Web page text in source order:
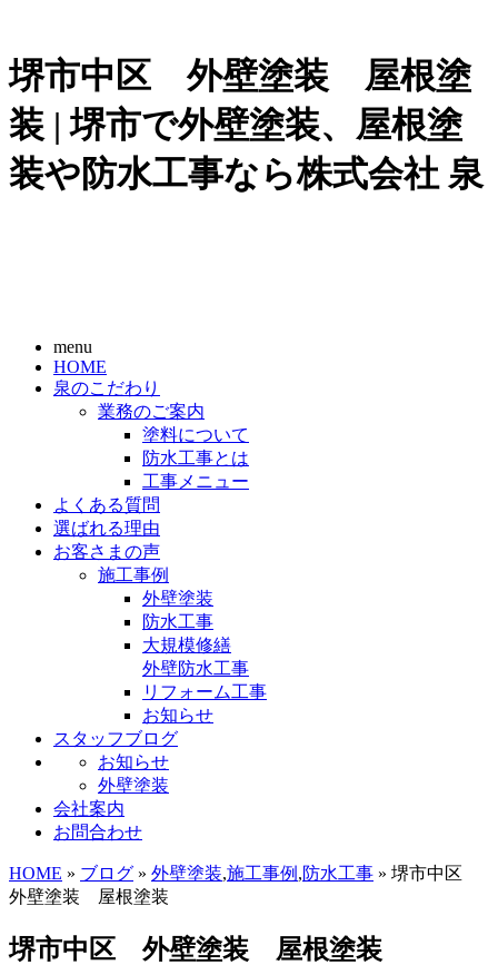
堺市中区 外壁塗装 屋根塗
装 | 堺市で外壁塗装、屋根塗
装や防水工事なら株式会社 泉
menu
HOME
泉のこだわり
業務のご案内
塗料について
防水工事とは
工事メニュー
よくある質問
選ばれる理由
お客さまの声
施工事例
外壁塗装
防水工事
大規模修繕
外壁防水工事
リフォーム工事
お知らせ
スタッフブログ
お知らせ
外壁塗装
会社案内
お問合わせ
HOME » ブログ » 外壁塗装,施工事例 ,防水工事 » 堺市中区
外壁塗装 屋根塗装
堺市中区 外壁塗装 屋根塗装